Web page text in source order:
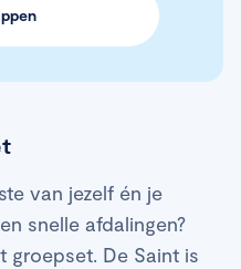
van jezelf én je
snelle afdalingen?
groepset. De Saint is